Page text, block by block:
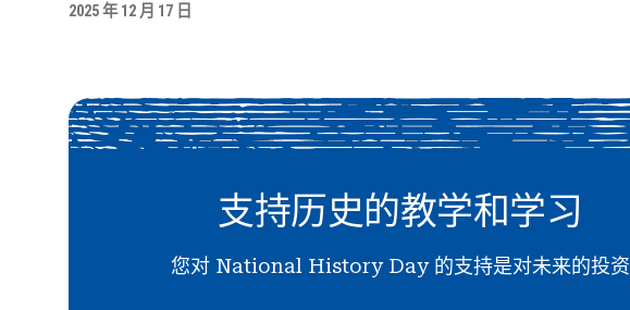
2025 年 12 月 17 日
支持历史的教学和学习
您对 National History Day 的支持是对未来的投资